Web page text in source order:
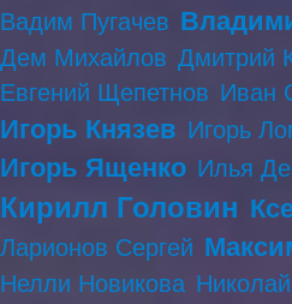
Вадим Пугачев
Дем Михайлов Дмитрий
Евгений Щепетнов Иван
Игорь Князев Игорь
Игорь Ященко Илья
Кирилл Головин
Ларионов Сергей
Нелли Новикова